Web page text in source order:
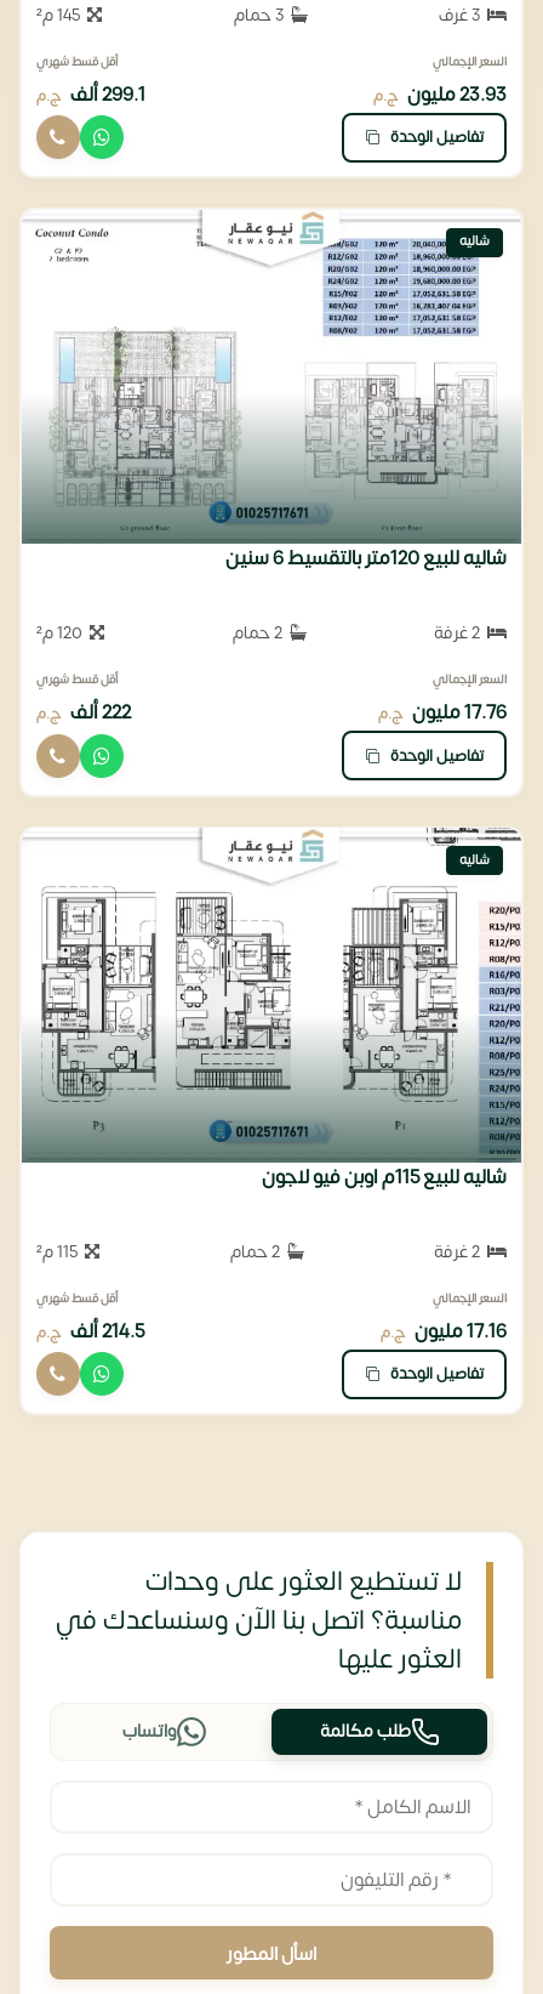
3 حمام 145 م²
السعر الإجمالي
23.93 مليون ج.م
أقل قسط شهري
299.1 ألف ج.م
تفاصيل الوحدة
شاليه
شاليه للبيع 120متر بالتقسيط 6 سنين
2 حمام
السعر الإجمالي
17.76 مليون ج.م
أقل قسط شهري
222 ألف ج.م
تفاصيل الوحدة
شاليه
شاليه للبيع 115م اوبن فيو لاجون
2 حمام 115 م²
السعر الإجمالي
17.16 مليون ج.م
أقل قسط شهري
214.5 ألف ج.م
تفاصيل الوحدة
لا تستطيع العثور على وحدات
مناسبة؟ اتصل بنا الآن وسنساعدك في
العثور عليها
طلب مكالمة واتساب
اسأل المطور